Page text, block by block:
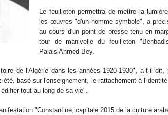
Le feuilleton permettra de mettre la
les œuvres "d'un homme symbole", a
au cours d'un point de presse tenu en
tour de manivelle du feuilleton
Palais Ahmed-Bey.
de l'Algérie dans les années 1920-1930", a-t-il dit,
basé sur l'enseignement, le rattachement à
tout au long de sa vie".
"Constantine, capitale 2015 de la culture